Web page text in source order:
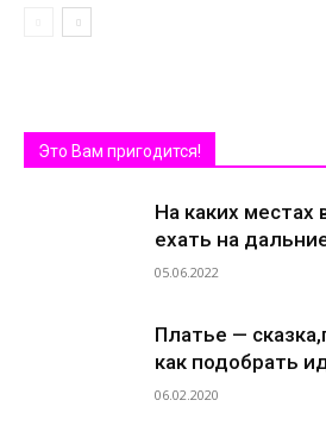
Это Вам пригодится!
На каких местах
ехать на
05.06.2022
Платье —
как подобрать
06.02.2020